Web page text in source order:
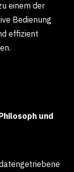
einem der
Bedienung
effizient
und